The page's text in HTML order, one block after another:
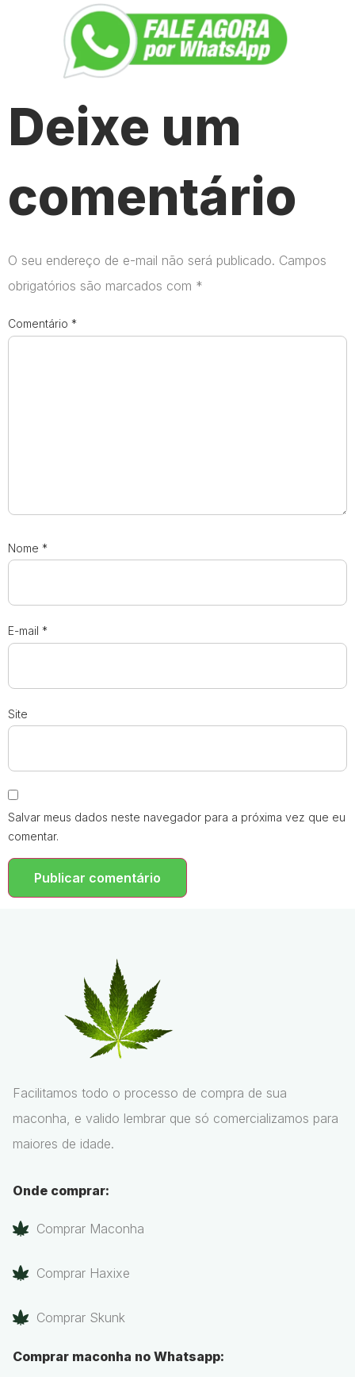
Deixe um
comentário
O seu endereço de e-mail não será publicado. Campos
obrigatórios são marcados com *
Comentário *
Nome *
E-mail *
Site
Salvar meus dados neste navegador para a próxima vez que eu
comentar.
Facilitamos todo o processo de compra de sua
maconha, e valido lembrar que só comercializamos para
maiores de idade.
Onde comprar:
Comprar Maconha
Comprar Haxixe
Comprar Skunk
Comprar maconha no Whatsapp: